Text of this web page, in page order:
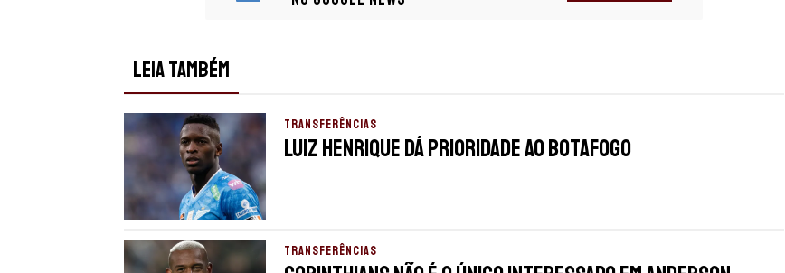
LEIA TAMBÉM
TRANSFERÊNCIAS
Luiz Henrique dá prioridade ao Botafogo
TRANSFERÊNCIAS